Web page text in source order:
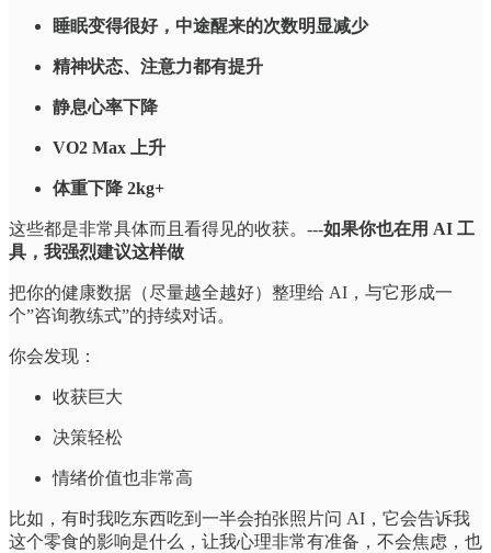
睡眠变得很好，中途醒来的次数明显减少
精神状态、注意力都有提升
静息心率下降
VO2 Max 上升
体重下降 2kg+
这些都是非常具体而且看得见的收获。---如果你也在用 AI 工
具，我强烈建议这样做
把你的健康数据（尽量越全越好）整理给 AI，与它形成一
个”咨询教练式”的持续对话。
你会发现：
收获巨大
决策轻松
情绪价值也非常高
比如，有时我吃东西吃到一半会拍张照片问 AI，它会告诉我
这个零食的影响是什么，让我心理非常有准备，不会焦虑，也